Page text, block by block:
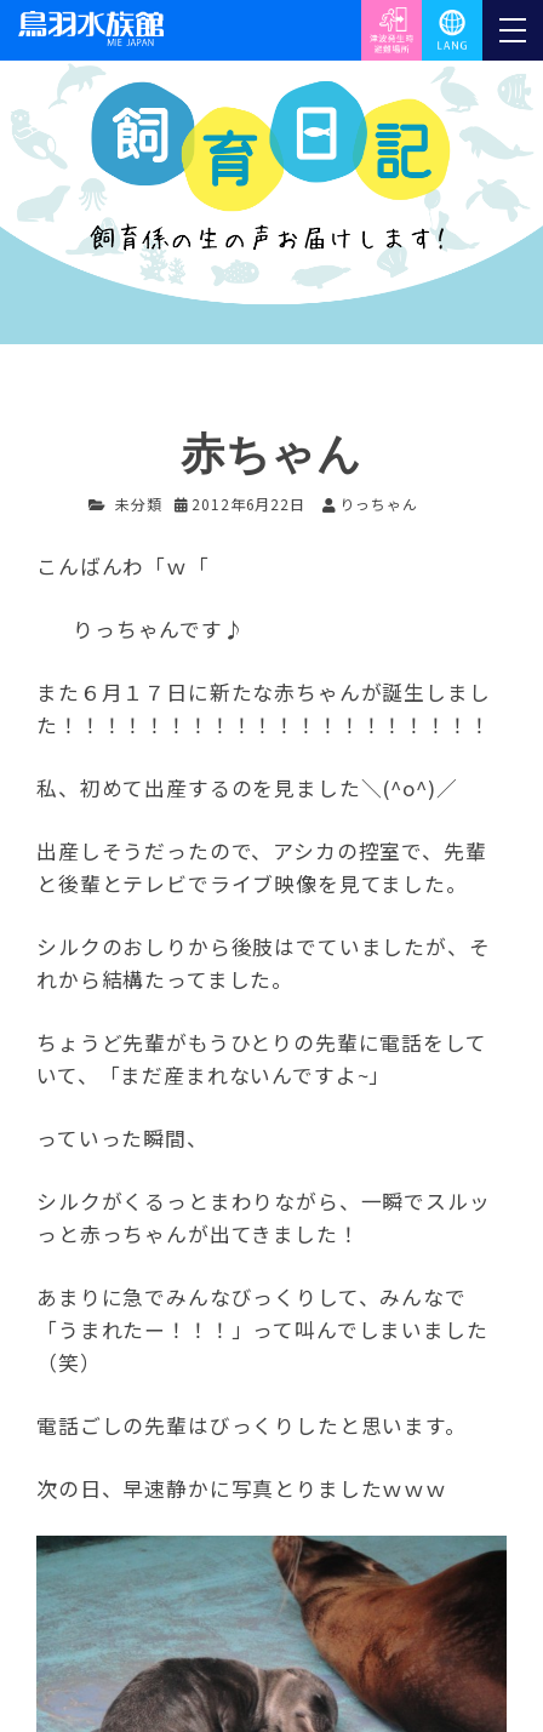
赤ちゃん
未分類 2012年6月22日 りっちゃん
こんばんわ「ｗ「
りっちゃんです♪
また６月１７日に新たな赤ちゃんが誕生しまし
た！！！！！！！！！！！！！！！！！！！！
私、初めて出産するのを見ました＼(^o^)／
出産しそうだったので、アシカの控室で、先輩
と後輩とテレビでライブ映像を見てました。
シルクのおしりから後肢はでていましたが、そ
れから結構たってました。
ちょうど先輩がもうひとりの先輩に電話をして
いて、「まだ産まれないんですよ~」
っていった瞬間、
シルクがくるっとまわりながら、一瞬でスルッ
っと赤っちゃんが出てきました！
あまりに急でみんなびっくりして、みんなで
「うまれたー！！！」って叫んでしまいました
（笑）
電話ごしの先輩はびっくりしたと思います。
次の日、早速静かに写真とりましたｗｗｗ